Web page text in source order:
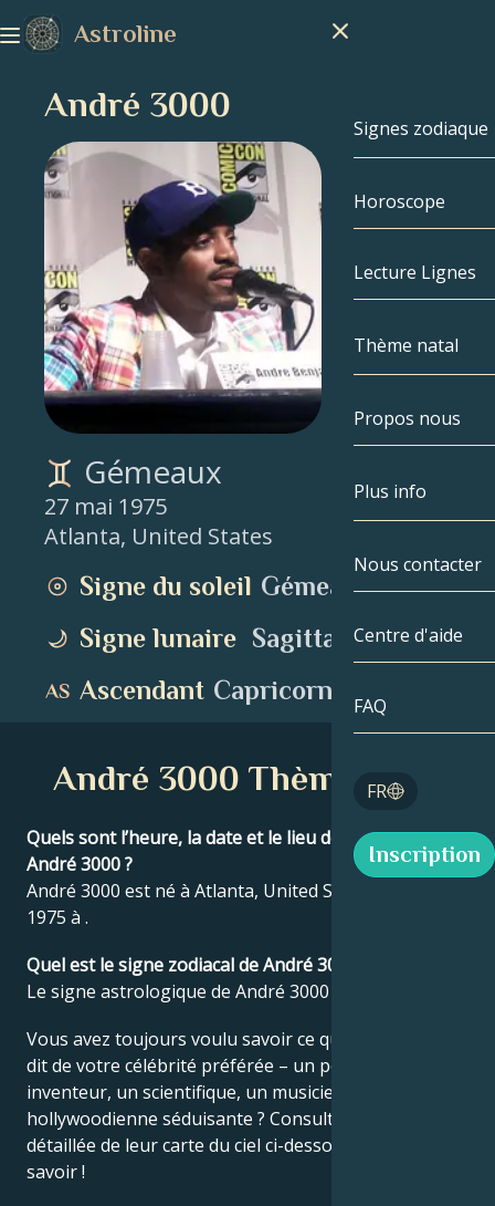
Astroline
Signes zodiaque
Signes
Capricorne
Poissons
Bélier
Taureau
Cancer
Lion
Vierge
Sagittaire
Horoscope
Lecture Lignes
Thème natal
Thème natal
Célébrités
Propos nous
Plus info
Compatibilité
Tarot
Nombres
Nous contacter
Centre d'aide
FAQ
FR
English
Inscription
André 3000
Gémeaux
27 mai 1975
Atlanta, United States
Signe du soleil Gémeaux
Signe lunaire Sagittaire
Ascendant Capricorne
André 3000 Thème natal
Quels sont l’heure, la date et le lieu de naissance de
André 3000 ?
André 3000 est né à Atlanta, United States le 27 mai
1975 à .
Quel est le signe zodiacal de André 3000 ?
Le signe astrologique de André 3000 est Gémeaux.
Vous avez toujours voulu savoir ce que l’astrologie
dit de votre célébrité préférée – un politicien, un
inventeur, un scientifique, un musicien ou une star
hollywoodienne séduisante ? Consultez l’analyse
détaillée de leur carte du ciel ci-dessous pour le
savoir !